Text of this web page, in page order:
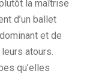
la maîtrise
d’un ballet
et de
atours.
qu’elles